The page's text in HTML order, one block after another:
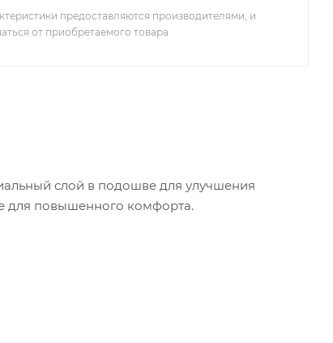
предоставляются производителями, и
от приобретаемого товара
слой в подошве для улучшения
для повышенного комфорта.